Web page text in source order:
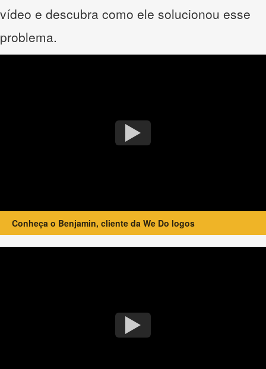
vídeo e descubra como ele solucionou esse
problema.
Conheça o Benjamin, cliente da We Do logos